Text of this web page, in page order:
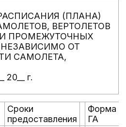
(ПЛАНА)
ВЕРТОЛЕТОВ
ПРОМЕЖУТОЧНЫХ
ОТ
САМОЛЕТА,
20__ г.
Сроки
предоставления
Форма
ГА